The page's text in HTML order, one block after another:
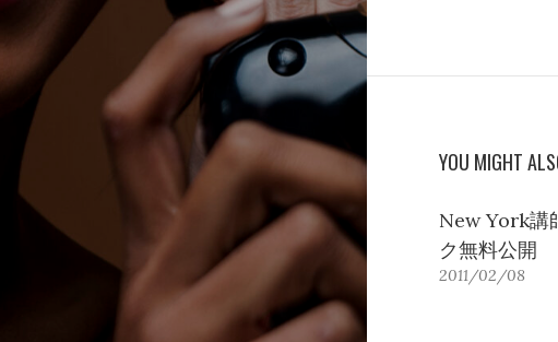
YOU MIGHT
New York講
ク無料公開
2011/02/08